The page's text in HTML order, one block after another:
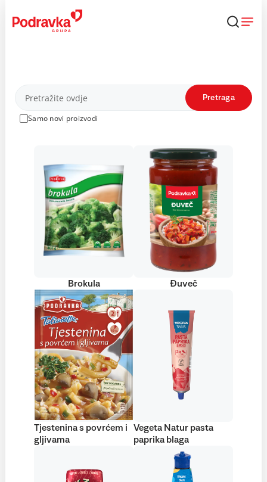
content
Proizvodi
Samo novi proizvodi
Pretraga
Brokula Đuveč
Tjestenina s povrćem i
gljivama
Vegeta Natur pasta
paprika blaga